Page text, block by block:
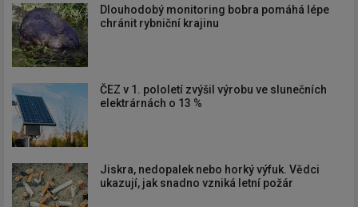
Dlouhodobý monitoring bobra pomáhá lépe
chránit rybniční krajinu
ČEZ v 1. pololetí zvýšil výrobu ve slunečních
elektrárnách o 13 %
Jiskra, nedopalek nebo horký výfuk. Vědci
ukazují, jak snadno vzniká letní požár